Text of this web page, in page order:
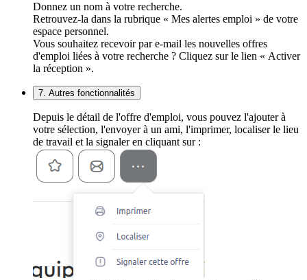
Donnez un nom à votre recherche.
Retrouvez-la dans la rubrique « Mes alertes emploi » de votre
espace personnel.
Vous souhaitez recevoir par e-mail les nouvelles offres
d'emploi liées à votre recherche ? Cliquez sur le lien « Activer
la réception ».
7. Autres fonctionnalités
Depuis le détail de l'offre d'emploi, vous pouvez l'ajouter à
votre sélection, l'envoyer à un ami, l'imprimer, localiser le lieu
de travail et la signaler en cliquant sur :